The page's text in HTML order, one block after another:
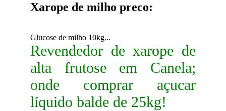
Xarope de milho preco:
Glucose de milho 10kg...
Revendedor de xarope de
alta frutose em Canela;
onde comprar açucar
líquido balde de 25kg!